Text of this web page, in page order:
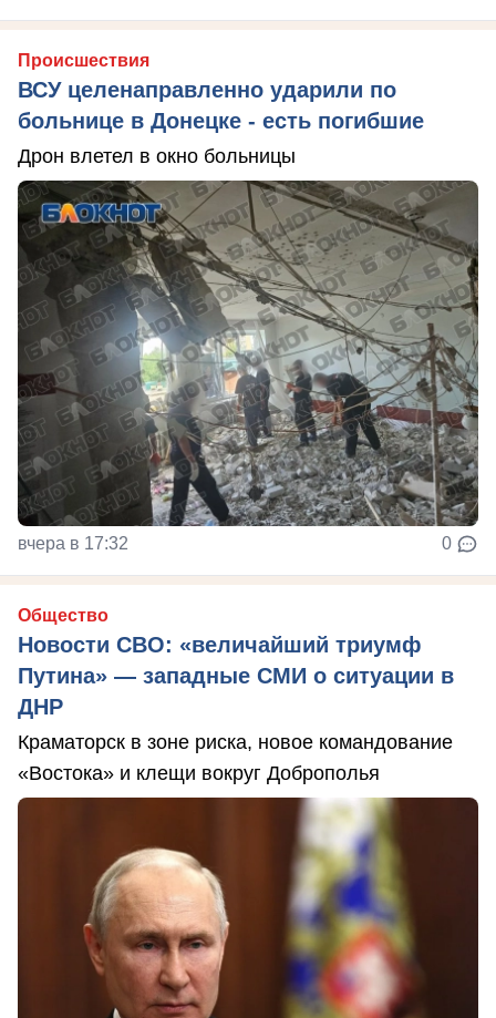
Происшествия
ВСУ целенаправленно ударили по
больнице в Донецке - есть погибшие
Дрон влетел в окно больницы
вчера в 17:32 0
Общество
Новости СВО: «величайший триумф
Путина» — западные СМИ о ситуации в
ДНР
Краматорск в зоне риска, новое командование
«Востока» и клещи вокруг Доброполья